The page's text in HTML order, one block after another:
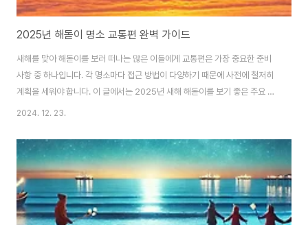
2025년 해돋이 명소 교통편 완벽 가이드
새해를 맞아 해돋이를 보러 떠나는 많은 이들에게 교통편은 가장 중요한 준비
사항 중 하나입니다. 각 명소마다 접근 방법이 다양하기 때문에 사전에 철저히
계획을 세워야 합니다. 이 글에서는 2025년 새해 해돋이를 보기 좋은 주요 명
소와 그곳까지의 교통편을 상세히 안내합니다.1. 동해안 해돋이 명소 교통편정
정동진역에 도착합니다. 역에서 해변까지는 도보 10분 거리로 매우 편리합니
다.자가용: 서울에서 약 3시간 정도 소요되며, 주변에 주차장이 마련되어 있습
니다. 다만 성수기에는 주차장이 매우 혼잡하므로 이른 시간에 도착하는 것을
추천합니다.버스: 강릉 고속버스터미널에서 정동진행 시외버스나 택시를 이용
하면 편리합니다.특이사항: 해변..
2024. 12. 23.